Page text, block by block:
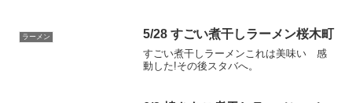
ラーメン 5/28 すごい煮干しラーメン桜木町
すごい煮干しラーメンこれは美味い 感
動した!その後スタバへ。